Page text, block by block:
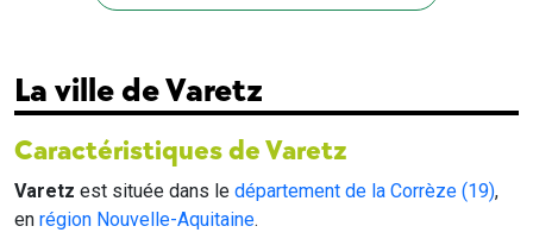
La ville de Varetz
Caractéristiques de Varetz
Varetz est située dans le département de la Corrèze (19),
en région Nouvelle-Aquitaine.